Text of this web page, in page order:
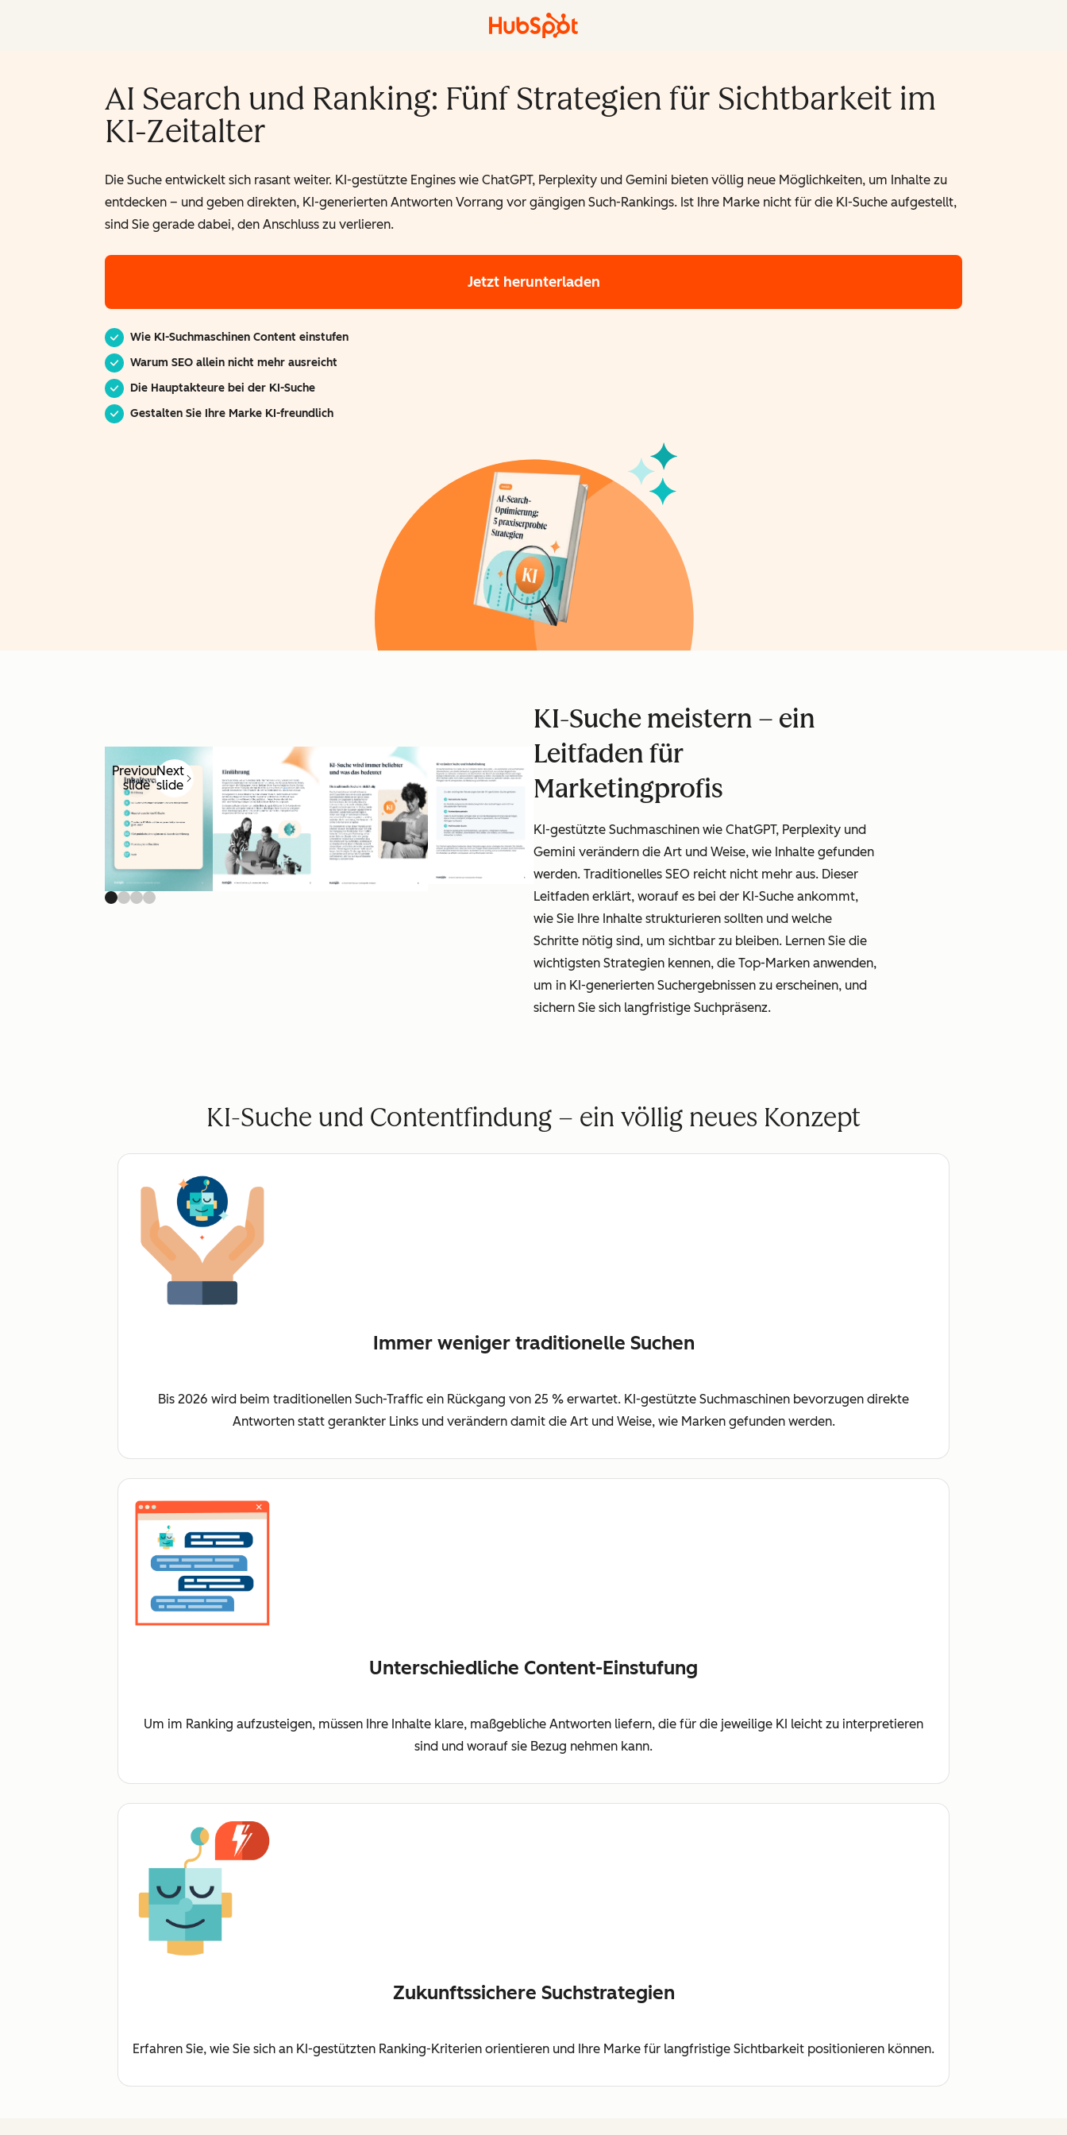
AI Search und Ranking: Fünf Strategien für Sichtbarkeit im
KI-Zeitalter
Die Suche entwickelt sich rasant weiter. KI-gestützte Engines wie ChatGPT, Perplexity und Gemini bieten völlig neue Möglichkeiten, um Inhalte zu
entdecken – und geben direkten, KI-generierten Antworten Vorrang vor gängigen Such-Rankings. Ist Ihre Marke nicht für die KI-Suche aufgestellt,
sind Sie gerade dabei, den Anschluss zu verlieren.
Jetzt herunterladen
Wie KI-Suchmaschinen Content einstufen
Warum SEO allein nicht mehr ausreicht
Die Hauptakteure bei der KI-Suche
Gestalten Sie Ihre Marke KI-freundlich
Previous
slide
Next
slide
KI-Suche meistern – ein
Leitfaden für
Marketingprofis
KI-gestützte Suchmaschinen wie ChatGPT, Perplexity und
Gemini verändern die Art und Weise, wie Inhalte gefunden
werden. Traditionelles SEO reicht nicht mehr aus. Dieser
Leitfaden erklärt, worauf es bei der KI-Suche ankommt,
wie Sie Ihre Inhalte strukturieren sollten und welche
Schritte nötig sind, um sichtbar zu bleiben. Lernen Sie die
wichtigsten Strategien kennen, die Top-Marken anwenden,
um in KI-generierten Suchergebnissen zu erscheinen, und
sichern Sie sich langfristige Suchpräsenz.
KI-Suche und Contentfindung – ein völlig neues Konzept
Immer weniger traditionelle Suchen
Bis 2026 wird beim traditionellen Such-Traffic ein Rückgang von 25 % erwartet. KI-gestützte Suchmaschinen bevorzugen direkte
Antworten statt gerankter Links und verändern damit die Art und Weise, wie Marken gefunden werden.
Unterschiedliche Content-Einstufung
Um im Ranking aufzusteigen, müssen Ihre Inhalte klare, maßgebliche Antworten liefern, die für die jeweilige KI leicht zu interpretieren
sind und worauf sie Bezug nehmen kann.
Zukunftssichere Suchstrategien
Erfahren Sie, wie Sie sich an KI-gestützten Ranking-Kriterien orientieren und Ihre Marke für langfristige Sichtbarkeit positionieren können.